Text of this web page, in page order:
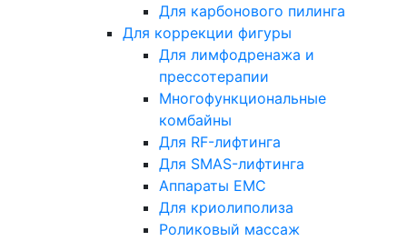
Для карбонового пилинга
Для коррекции фигуры
Для лимфодренажа и
прессотерапии
Многофункциональные
комбайны
Для RF-лифтинга
Для SMAS-лифтинга
Аппараты EMC
Для криолиполиза
Роликовый массаж